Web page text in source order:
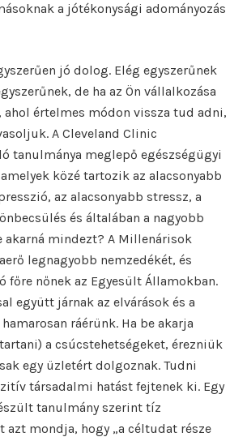
a jótékonysági adományozás
jó dolog. Elég egyszerűnek
de ha az Ön vállalkozása
ahol értelmes módon vissza tud adni,
A Cleveland Clinic
tanulmánya meglepő egészségügyi
közé tartozik az alacsonyabb
az alacsonyabb stressz, a
és általában a nagyobb
akarná mindezt? A Millenárisok
legnagyobb nemzedékét, és
főre nőnek az Egyesült Államokban.
együtt járnak az elvárások és a
ráérünk. Ha be akarja
a csúcstehetségeket, érezniük
egy üzletért dolgoznak. Tudni
társadalmi hatást fejtenek ki. Egy
tanulmány szerint tíz
mondja, hogy „a céltudat része